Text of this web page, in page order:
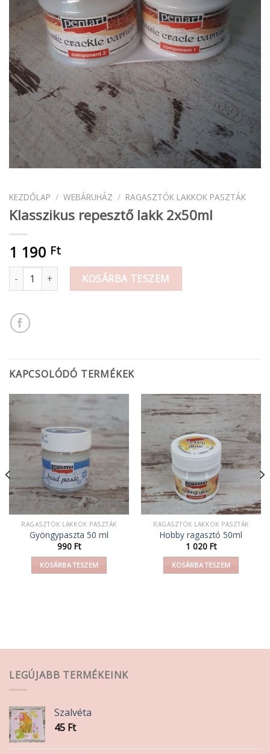
KEZDŐLAP / WEBÁRUHÁZ / RAGASZTÓK LAKKOK PASZTÁK
Klasszikus repesztő lakk 2x50ml
1 190 Ft
Klasszikus repesztő lakk 2x50ml mennyiség
KOSÁRBA TESZEM
KAPCSOLÓDÓ TERMÉKEK
RAGASZTÓK LAKKOK PASZTÁK
Gyöngypaszta 50 ml
990 Ft
KOSÁRBA TESZEM
RAGASZTÓK LAKKOK PASZTÁK
Hobby ragasztó 50ml
1 020 Ft
KOSÁRBA TESZEM
LEGÚJABB TERMÉKEINK
Szalvéta
45 Ft